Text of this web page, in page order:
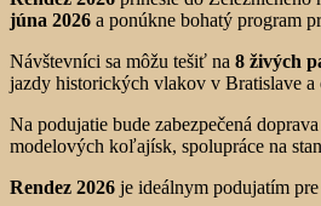
júna 2026 a ponúkne bohatý program
Návštevníci sa môžu tešiť na 8 živých
jazdy historických vlakov v Bratislave a
Na podujatie bude zabezpečená
modelových koľajísk, spolupráce na
Rendez 2026 je ideálnym podujatím